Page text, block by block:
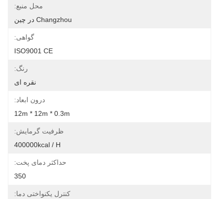
محل منبع:
Changzhou در چین
گواهی:
ISO9001 CE
رنگ:
نقره ای
درون ابعاد:
12m * 12m * 0.3m
ظرفیت گرمایش:
400000kcal / H
حداکثر دمای پخت:
350
کنترل یکنواختی دما: